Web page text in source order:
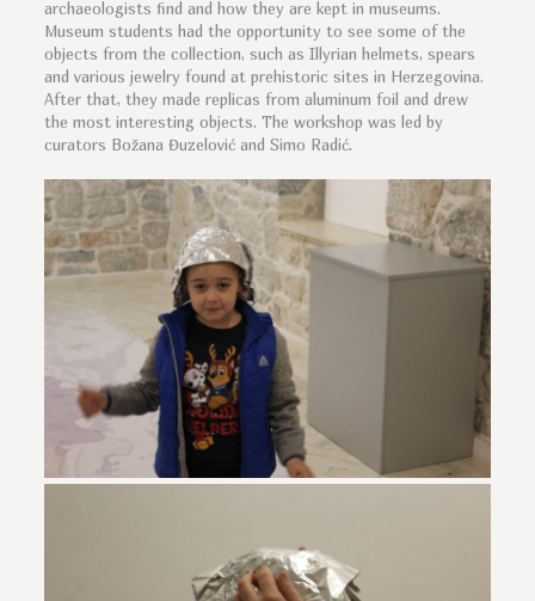
archaeologists find and how they are kept in museums.
Museum students had the opportunity to see some of the
objects from the collection, such as Illyrian helmets, spears
and various jewelry found at prehistoric sites in Herzegovina.
After that, they made replicas from aluminum foil and drew
the most interesting objects. The workshop was led by
curators Božana Đuzelović and Simo Radić.